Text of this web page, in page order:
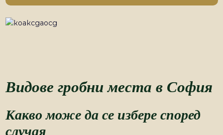
Видове гробни места в София
Какво може да се избере според
случая